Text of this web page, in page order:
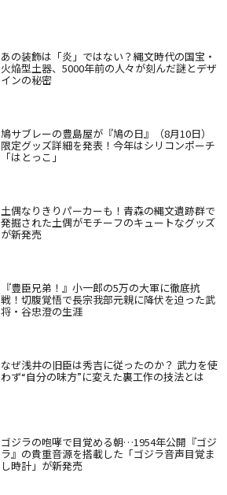
あの装飾は「炎」ではない？縄文時代の国宝・
火焔型土器、5000年前の人々が刻んだ謎とデザ
インの秘密
鳩サブレーの豊島屋が『鳩の日』（8月10日）
限定グッズ詳細を発表！今年はシリコンポーチ
「はとっこ」
土偶なりきりパーカーも！青森の縄文遺跡群で
発掘された土偶がモチーフのキュートなグッズ
が新発売
『豊臣兄弟！』小一郎の5万の大軍に徹底抗
戦！切腹覚悟で長宗我部元親に降伏を迫った武
将・谷忠澄の生涯
なぜ浅井の旧臣は秀吉に従ったのか？ 武力を使
わず“自分の味方”に変えた裏工作の技法とは
ゴジラの咆哮で目覚める朝…1954年公開『ゴジ
ラ』の貴重音源を搭載した「ゴジラ音声目覚ま
し時計」が新発売